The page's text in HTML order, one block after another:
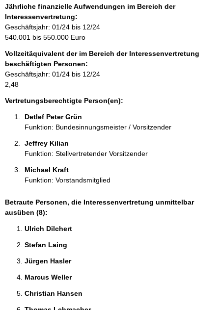
n
e
n
:
t
i
n
f
r
m
a
t
i
Jährliche finanzielle Aufwendungen im Bereich der
Interessenvertretung:
Geschäftsjahr: 01/24 bis 12/24
540.001 bis 550.000 Euro
Vollzeitäquivalent der im Bereich der Interessenvertretung
beschäftigten Personen:
Geschäftsjahr: 01/24 bis 12/24
2,48
Vertretungsberechtigte Person(en):
Detlef Peter Grün
Funktion: Bundesinnungsmeister / Vorsitzender
Jeffrey Kilian
Funktion: Stellvertretender Vorsitzender
Michael Kraft
Funktion: Vorstandsmitglied
Betraute Personen, die Interessenvertretung unmittelbar
ausüben (8):
Ulrich Dilchert
Stefan Laing
Jürgen Hasler
Marcus Weller
Christian Hansen